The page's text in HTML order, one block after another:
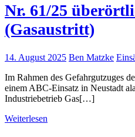
Nr. 61/25
(Gasaustritt)
14. August 2025 Ben Matzke
Im Rahmen des Gefahrgutzuges
einem ABC-Einsatz in Neustadt
Industriebetrieb Gas[…]
Weiterlesen